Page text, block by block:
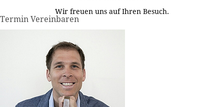
Wir freuen uns auf Ihren Besuch.
Termin Vereinbaren